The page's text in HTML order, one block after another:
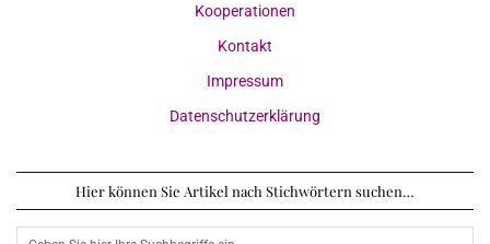
Kooperationen
Kontakt
Impressum
Datenschutzerklärung
Hier können Sie Artikel nach Stichwörtern suchen…